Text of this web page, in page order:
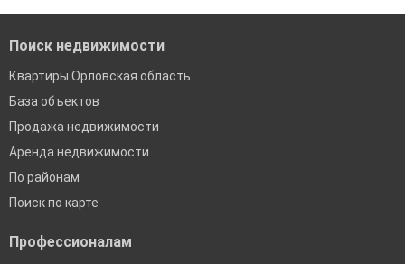
Поиск недвижимости
Квартиры Орловская область
База объектов
Продажа недвижимости
Аренда недвижимости
По районам
Поиск по карте
Профессионалам